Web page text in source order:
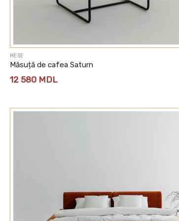
MESE
Măsuță de cafea Saturn
12 580 MDL